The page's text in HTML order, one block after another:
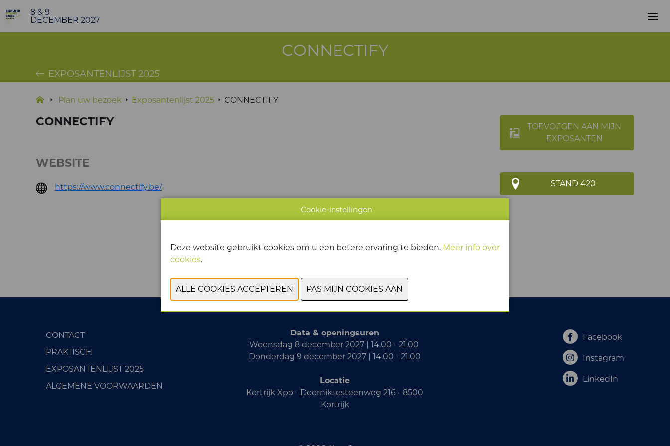
8 & 9
DECEMBER 2027
CONNECTIFY
EXPOSANTENLIJST 2025
Plan uw bezoek Exposantenlijst 2025 CONNECTIFY
CONNECTIFY
TOEVOEGEN AAN MIJN
EXPOSANTEN
STAND 420
WEBSITE
https://www.connectify.be/
CONTACT
PRAKTISCH
EXPOSANTENLIJST 2025
ALGEMENE VOORWAARDEN
Data & openingsuren
Woensdag 8 december 2027 | 14.00 - 21.00
Donderdag 9 december 2027 | 14.00 - 21.00
Locatie
Kortrijk Xpo - Doorniksesteenweg 216 - 8500
Kortrijk
Facebook
Instagram
LinkedIn
Cookie-instellingen
Deze website gebruikt cookies om u een betere ervaring te bieden. Meer info over
cookies.